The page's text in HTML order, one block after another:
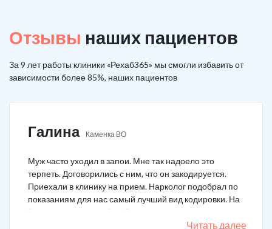
Отзывы наших пациентов
За 9 лет работы клиники «Рехаб365» мы смогли избавить от
зависимости более 85%, наших пациентов
Галина Каменка ВО
Муж часто уходил в запои. Мне так надоело это
терпеть. Договорились с ним, что он закодируется.
Приехали в клинику на прием. Нарколог подобрал по
показаниям для нас самый лучший вид кодировки. На
3 года поставили рубеж. Вот уже как два года мужа к
Читать далее